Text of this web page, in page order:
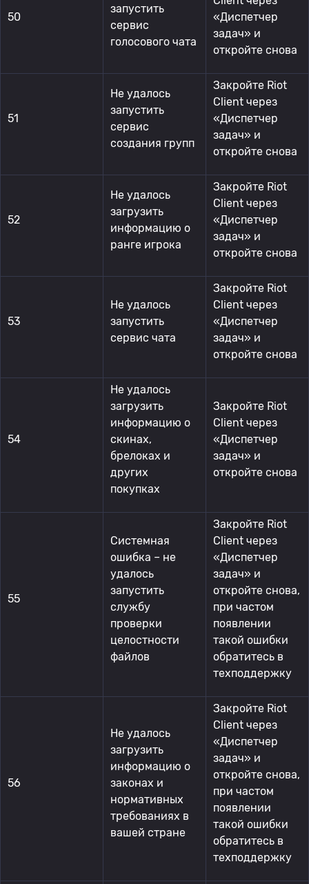
50
запустить
сервис
голосового чата
«Диспетчер
задач» и
откройте снова
51
Не удалось
запустить
сервис
создания групп
Закройте Riot
Client через
«Диспетчер
задач» и
откройте снова
52
Не удалось
загрузить
информацию о
ранге игрока
Закройте Riot
Client через
«Диспетчер
задач» и
откройте снова
53
Не удалось
запустить
сервис чата
Закройте Riot
Client через
«Диспетчер
задач» и
откройте снова
54
Не удалось
загрузить
информацию о
скинах,
брелоках и
других
покупках
Закройте Riot
Client через
«Диспетчер
задач» и
откройте снова
55
Системная
ошибка – не
удалось
запустить
службу
проверки
целостности
файлов
Закройте Riot
Client через
«Диспетчер
задач» и
откройте снова,
при частом
появлении
такой ошибки
обратитесь в
техподдержку
56
Не удалось
загрузить
информацию о
законах и
нормативных
требованиях в
вашей стране
Закройте Riot
Client через
«Диспетчер
задач» и
откройте снова,
при частом
появлении
такой ошибки
обратитесь в
техподдержку